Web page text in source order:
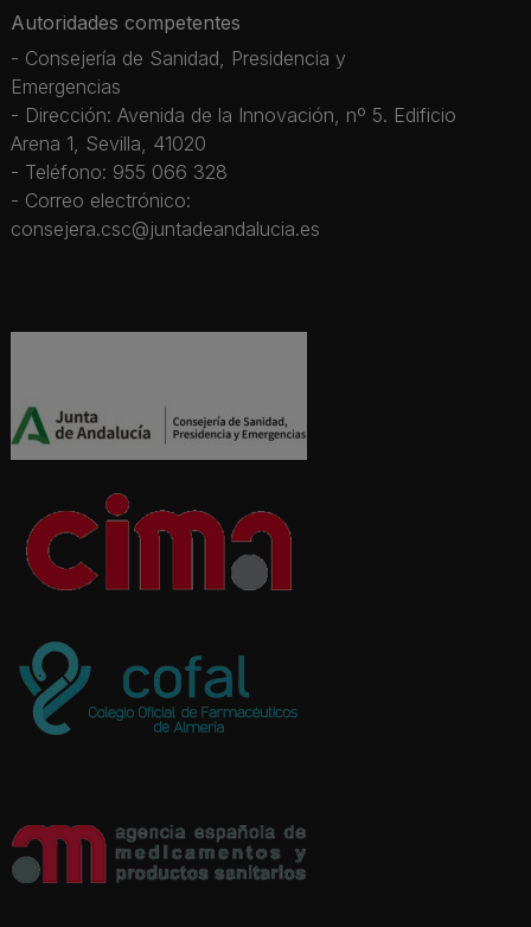
Autoridades competentes
- Consejería de Sanidad, Presidencia y
Emergencias
- Dirección: Avenida de la Innovación, nº 5. Edificio
Arena 1, Sevilla, 41020
- Teléfono: 955 066 328
- Correo electrónico:
consejera.csc@juntadeandalucia.es